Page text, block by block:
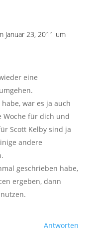
Januar 23, 2011 um
eine
war es ja auch
Woche für dich und
Scott Kelby sind ja
andere
geschrieben habe,
ergeben, dann
Antworten